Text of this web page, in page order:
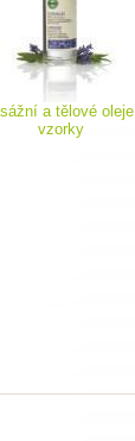
a tělové
vzorky